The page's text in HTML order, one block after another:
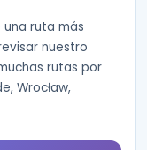
ruta más
nuestro
rutas por
Wrocław,